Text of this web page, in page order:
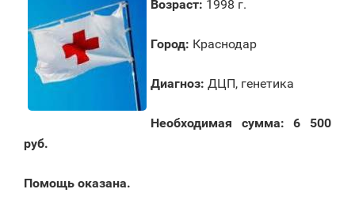
Возраст: 1998 г.
Город: Краснодар
Диагноз: ДЦП, генетика
Необходимая сумма:
6 500
руб.
Помощь оказана.